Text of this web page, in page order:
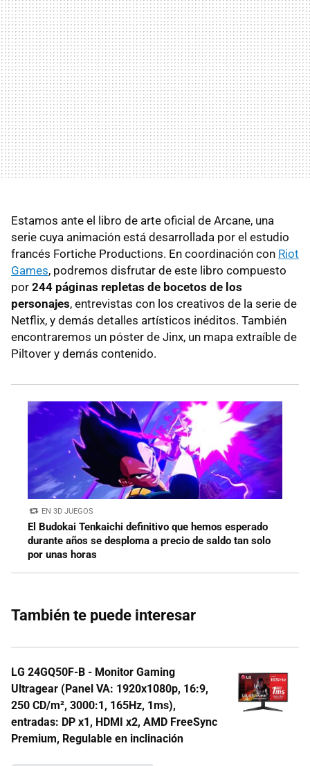
Estamos ante el libro de arte oficial de Arcane, una
serie cuya animación está desarrollada por el estudio
francés Fortiche Productions. En coordinación con Riot
Games, podremos disfrutar de este libro compuesto
por 244 páginas repletas de bocetos de los
personajes, entrevistas con los creativos de la serie de
Netflix, y demás detalles artísticos inéditos. También
encontraremos un póster de Jinx, un mapa extraíble de
Piltover y demás contenido.
EN 3D JUEGOS
El Budokai Tenkaichi definitivo que hemos esperado
durante años se desploma a precio de saldo tan solo
por unas horas
También te puede interesar
LG 24GQ50F-B - Monitor Gaming
Ultragear (Panel VA: 1920x1080p, 16:9,
250 CD/m², 3000:1, 165Hz, 1ms),
entradas: DP x1, HDMI x2, AMD FreeSync
Premium, Regulable en inclinación